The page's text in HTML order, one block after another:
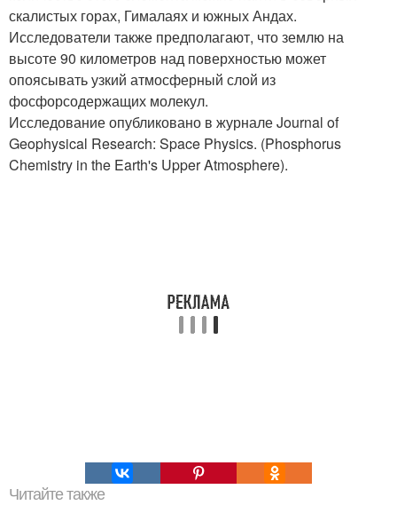
скалистых горах, Гималаях и южных Андах.
Исследователи также предполагают, что землю на
высоте 90 километров над поверхностью может
опоясывать узкий атмосферный слой из
фосфорсодержащих молекул.
Исследование опубликовано в журнале Journal of
Geophysical Research: Space Physics. (Phosphorus
Chemistry in the Earth's Upper Atmosphere).
Читайте также